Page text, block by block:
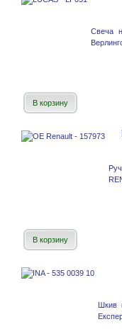
Свеча
В корзину
В корзину
Шкив